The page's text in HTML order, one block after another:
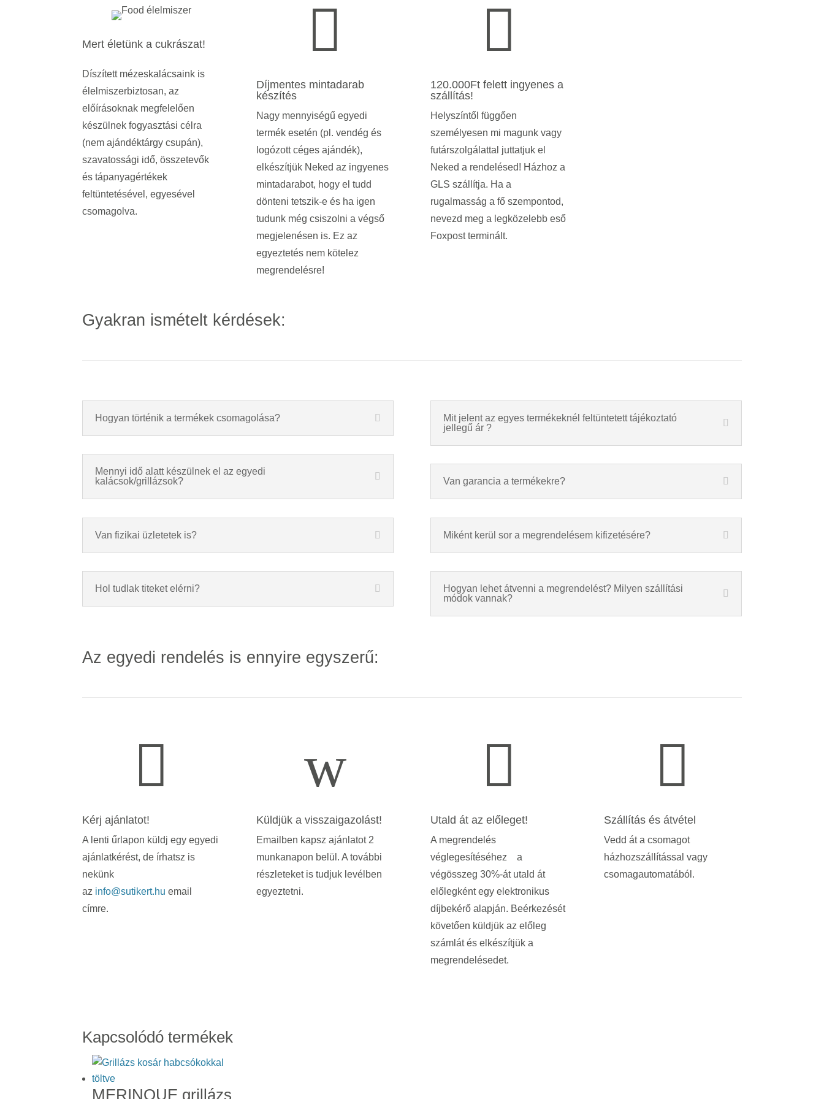
Mert életünk a cukrászat!
Díszített mézeskalácsaink is
élelmiszerbiztosan, az
előírásoknak megfelelően
készülnek fogyasztási célra
(nem ajándéktárgy csupán),
szavatossági idő, összetevők
és tápanyagértékek
feltüntetésével, egyesével
csomagolva.

Díjmentes mintadarab
készítés
Nagy mennyiségű egyedi
termék esetén (pl. vendég és
logózott céges ajándék),
elkészítjük Neked az ingyenes
mintadarabot, hogy el tudd
dönteni tetszik-e és ha igen
tudunk még csiszolni a végső
megjelenésen is. Ez az
egyeztetés nem kötelez
megrendelésre!

120.000Ft felett ingyenes a
szállítás!
Helyszíntől függően
személyesen mi magunk vagy
futárszolgálattal juttatjuk el
Neked a rendelésed! Házhoz a
GLS szállítja. Ha a
rugalmasság a fő szempontod,
nevezd meg a legközelebb eső
Foxpost terminált.
Gyakran ismételt kérdések:
Hogyan történik a termékek csomagolása?
Mennyi idő alatt készülnek el az egyedi
kalácsok/grillázsok?
Van fizikai üzletetek is?
Hol tudlak titeket elérni?
Mit jelent az egyes termékeknél feltüntetett tájékoztató
jellegű ár ?
Van garancia a termékekre?
Miként kerül sor a megrendelésem kifizetésére?
Hogyan lehet átvenni a megrendelést? Milyen szállítási
módok vannak?
Az egyedi rendelés is ennyire egyszerű:

Kérj ajánlatot!
A lenti űrlapon küldj egy egyedi
ajánlatkérést, de írhatsz is
nekünk
az info@sutikert.hu email
címre.
w
Küldjük a visszaigazolást!
Emailben kapsz ajánlatot 2
munkanapon belül. A további
részleteket is tudjuk levélben
egyeztetni.

Utald át az előleget!
A megrendelés
véglegesítéséhez a
végösszeg 30%-át utald át
előlegként egy elektronikus
díjbekérő alapján. Beérkezését
követően küldjük az előleg
számlát és elkészítjük a
megrendelésedet.

Szállítás és átvétel
Vedd át a csomagot
házhozszállítással vagy
csomagautomatából.
Kapcsolódó termékek
MERINQUE grillázs